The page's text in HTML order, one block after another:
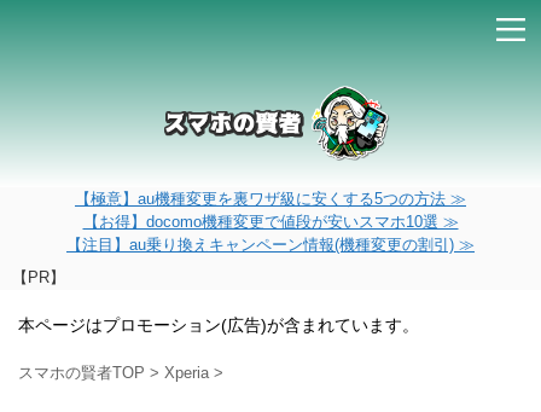
【極意】au機種変更を裏ワザ級に安くする5つの方法 ≫
【お得】docomo機種変更で値段が安いスマホ10選 ≫
【注目】au乗り換えキャンペーン情報(機種変更の割引) ≫
【PR】
本ページはプロモーション(広告)が含まれています。
スマホの賢者TOP > Xperia >